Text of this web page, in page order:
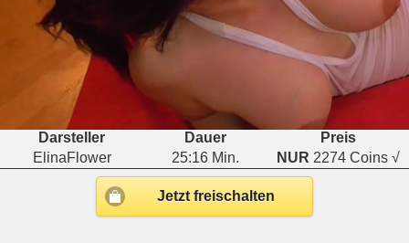
Darsteller Dauer
Preis
ElinaFlower
25:16 Min. NUR 2274 Coins √
Jetzt freischalten